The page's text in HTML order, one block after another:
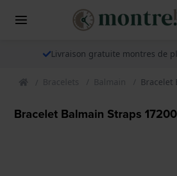
Livraison gratuite montres de
Bracelets Balmain Bracelet
Bracelet Balmain Straps